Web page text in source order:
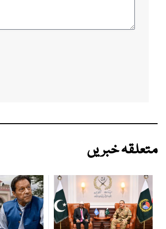
متعلقہ خبریں